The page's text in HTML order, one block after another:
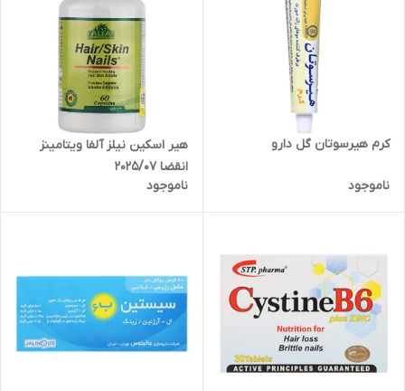
کرم هیرسوتان گل دارو
ناموجود
هیر اسکین نیلز آلفا ویتامینز
انقضا 2025/07
ناموجود